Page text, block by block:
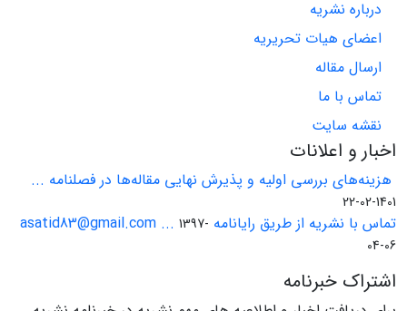
درباره نشریه
اعضای هیات تحریریه
ارسال مقاله
تماس با ما
نقشه سایت
اخبار و اعلانات
هزینه‌های بررسی اولیه و پذیرش نهایی مقاله‌ها در فصلنامه ...
1401-02-22
تماس با نشریه از طریق رایانامه asatid83@gmail.com ... 1397-
04-06
اشتراک خبرنامه